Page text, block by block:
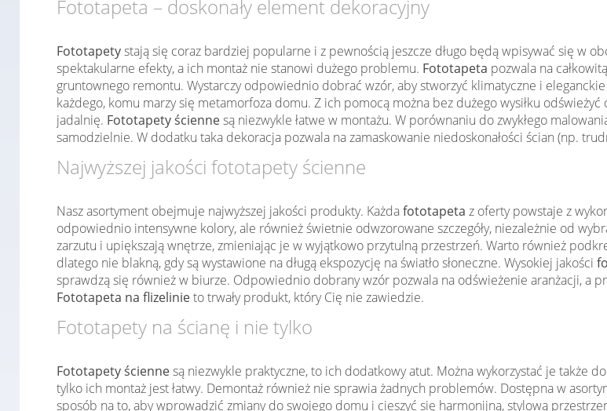
Fototapeta – doskonały element dekoracyjny
Fototapetystają się coraz bardziej popularne i z pewnością jeszcze długo będą wpisywać się w
spektakularne efekty, a ich montaż nie stanowi dużego problemu. Fototapeta pozwala na
gruntownego remontu. Wystarczy odpowiednio dobrać wzór, aby stworzyć klimatyczne i
każdego, komu marzy się metamorfoza domu. Z ich pomocą można bez dużego wysiłku
jadalnię. Fototapety ściennesą niezwykle łatwe w montażu. W porównaniu do zwykłego
samodzielnie. W dodatku taka dekoracja pozwala na zamaskowanie niedoskonałości ścian (np.
Najwyższej jakości fototapety ścienne
Nasz asortyment obejmuje najwyższej jakości produkty. Każdafototapeta z oferty powstaje z
odpowiednio intensywne kolory, ale również świetnie odwzorowane szczegóły, niezależnie od
zarzutu i upiększają wnętrze, zmieniając je w wyjątkowo przytulną przestrzeń. Warto również
dlatego nie blakną, gdy są wystawione na długą ekspozycję na światło słoneczne. Wysokiej jakości
sprawdzą się również w biurze. Odpowiednio dobrany wzór pozwala na odświeżenie aranżacji, a
Fototapeta na flizelinieto trwały produkt, który Cię nie zawiedzie.
Fototapety na ścianę i nie tylko
Fototapety ściennesą niezwykle praktyczne, to ich dodatkowy atut. Można wykorzystać je także
tylko ich montaż jest łatwy. Demontaż również nie sprawia żadnych problemów. Dostępna w
sposób na to, aby wprowadzić zmiany do swojego domu i cieszyć się harmonijną, stylową